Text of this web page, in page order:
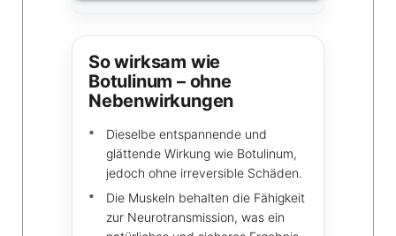
So wirksam wie
Botulinum – ohne
Nebenwirkungen
Dieselbe entspannende und
glättende Wirkung wie Botulinum,
jedoch ohne irreversible Schäden.
Die Muskeln behalten die Fähigkeit
zur Neurotransmission, was ein